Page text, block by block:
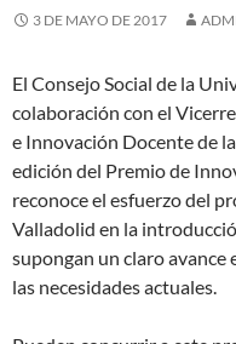
3 DE MAYO DE 2017
El Consejo Social de la
colaboración con el
e Innovación Docente de
edición del Premio de
reconoce el esfuerzo del
Valladolid en la
supongan un claro avance
las necesidades actuales.